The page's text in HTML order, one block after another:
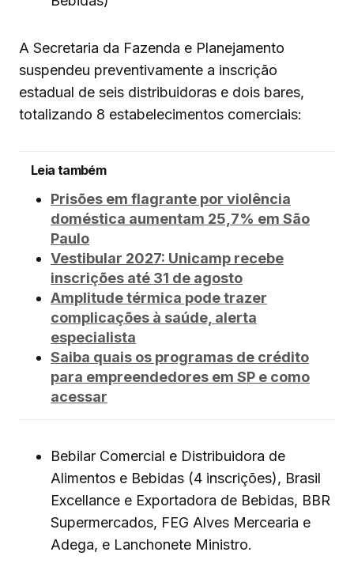
A Secretaria da Fazenda e Planejamento
suspendeu preventivamente a inscrição
estadual de seis distribuidoras e dois bares,
totalizando 8 estabelecimentos comerciais:
Leia também
Prisões em flagrante por violência
doméstica aumentam 25,7% em São
Paulo
Vestibular 2027: Unicamp recebe
inscrições até 31 de agosto
Amplitude térmica pode trazer
complicações à saúde, alerta
especialista
Saiba quais os programas de crédito
para empreendedores em SP e como
acessar
Bebilar Comercial e Distribuidora de
Alimentos e Bebidas (4 inscrições), Brasil
Excellance e Exportadora de Bebidas, BBR
Supermercados, FEG Alves Mercearia e
Adega, e Lanchonete Ministro.